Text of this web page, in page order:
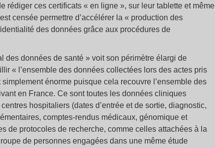
rédiger ces certificats « en ligne », sur leur tablette et même
censée permettre d’accélérer la « production des
des données grâce aux procédures de
données de santé » voit son périmètre élargi de
« l’ensemble des données collectées lors des actes pris
simplement énorme puisque cela recouvre l’ensemble des
en France. Ce sont toutes les données cliniques
hospitaliers (dates d’entrée et de sortie, diagnostic,
comptes-rendus médicaux, génomique et
de protocoles de recherche, comme celles attachées à la
de personnes engagées dans une même étude